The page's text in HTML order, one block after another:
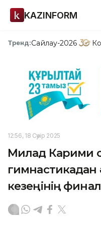
KAZINFORM
Тренд:Сайлау-2026
12:56, 18 Сәуір 2025
Милад Карими
кезеңінің